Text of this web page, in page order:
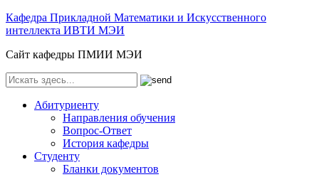
Кафедра Прикладной Математики и Искусственного
интеллекта ИВТИ МЭИ
Сайт кафедры ПМИИ МЭИ
Абитуриенту
Направления обучения
Вопрос-Ответ
История кафедры
Студенту
Бланки документов